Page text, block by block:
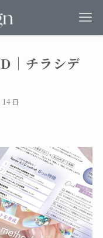
チラシデ
日